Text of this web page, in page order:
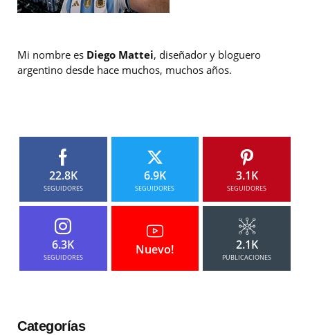
Mi nombre es Diego Mattei, diseñador y bloguero
argentino desde hace muchos, muchos años.
22.8K
SEGUIDORES
6.9K
SEGUIDORES
3.1K
SEGUIDORES
6.3K
SEGUIDORES
Nuevo! 2.1K
PUBLICACIONES
Categorías